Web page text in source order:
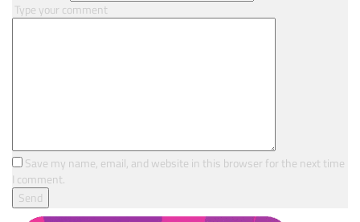
Type your comment
Save my name, email, and website in this browser for the next time
I comment.